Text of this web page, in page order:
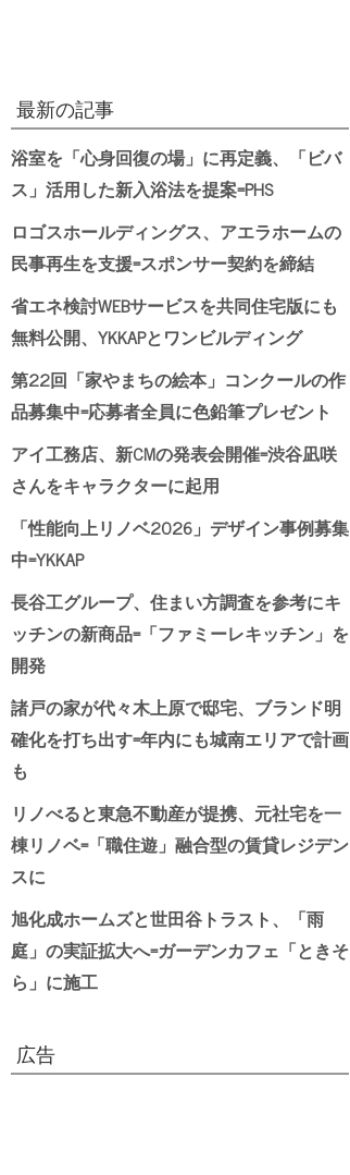
最新の記事
浴室を「心身回復の場」に再定義、「ビバ
ス」活用した新入浴法を提案=PHS
ロゴスホールディングス、アエラホームの
民事再生を支援=スポンサー契約を締結
省エネ検討WEBサービスを共同住宅版にも
無料公開、YKKAPとワンビルディング
第22回「家やまちの絵本」コンクールの作
品募集中=応募者全員に色鉛筆プレゼント
アイ工務店、新CMの発表会開催=渋谷凪咲
さんをキャラクターに起用
「性能向上リノベ2026」デザイン事例募集
中=YKKAP
長谷工グループ、住まい方調査を参考にキ
ッチンの新商品=「ファミーレキッチン」を
開発
諸戸の家が代々木上原で邸宅、ブランド明
確化を打ち出す=年内にも城南エリアで計画
も
リノべると東急不動産が提携、元社宅を一
棟リノベ=「職住遊」融合型の賃貸レジデン
スに
旭化成ホームズと世田谷トラスト、「雨
庭」の実証拡大へ=ガーデンカフェ「ときそ
ら」に施工
広告